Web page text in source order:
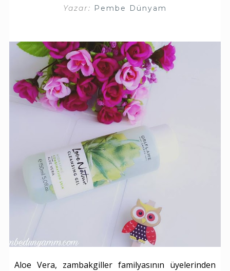
Yazar: Pembe Dünyam
Aloe Vera, zambakgiller familyasının üyelerinden